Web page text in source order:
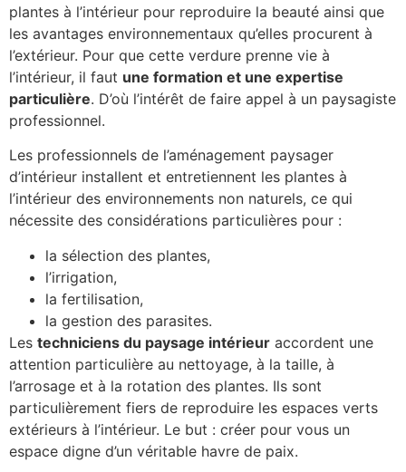
plantes à l’intérieur pour reproduire la beauté ainsi que
les avantages environnementaux qu’elles procurent à
l’extérieur. Pour que cette verdure prenne vie à
l’intérieur, il faut une formation et une expertise
particulière. D’où l’intérêt de faire appel à un paysagiste
professionnel.
Les professionnels de l’aménagement paysager
d’intérieur installent et entretiennent les plantes à
l’intérieur des environnements non naturels, ce qui
nécessite des considérations particulières pour :
la sélection des plantes,
l’irrigation,
la fertilisation,
la gestion des parasites.
Les techniciens du paysage intérieur accordent une
attention particulière au nettoyage, à la taille, à
l’arrosage et à la rotation des plantes. Ils sont
particulièrement fiers de reproduire les espaces verts
extérieurs à l’intérieur. Le but : créer pour vous un
espace digne d’un véritable havre de paix.